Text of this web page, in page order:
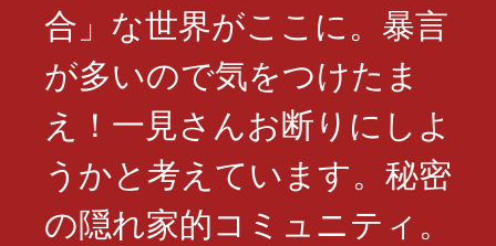
合」な世界がここに。暴言
が多いので気をつけたま
え！一見さんお断りにしよ
うかと考えています。秘密
の隠れ家的コミュニティ。